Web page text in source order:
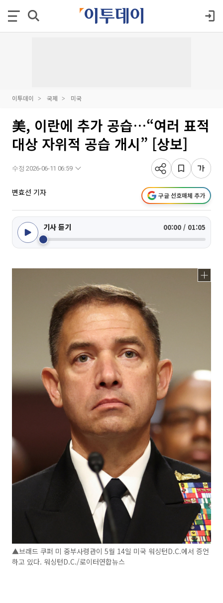
이투데이 국제 미국
美, 이란에 추가 공습…“여러 표적
대상 자위적 공습 개시” [상보]
수정 2026-06-11 06:59
변효선 기자 구글 선호매체 추가
기사 듣기 00:00 / 01:05
▲브래드 쿠퍼 미 중부사령관이 5월 14일 미국 워싱턴D.C.에서 증언
하고 있다. 워싱턴D.C./로이터연합뉴스